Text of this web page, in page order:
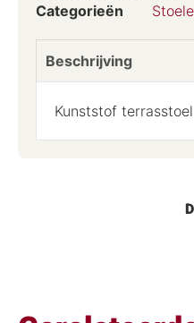
Categorieën
Beschrijving
Kunststof terrasstoel